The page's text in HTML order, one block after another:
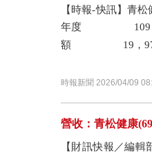
【時報-快訊】
年度 109，
額 19，
時報新聞 2026/04/09
營收：青松健康
【財訊快報／編